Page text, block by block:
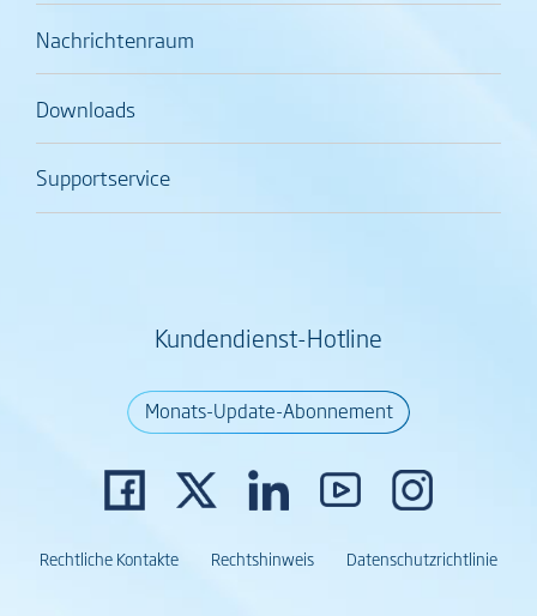
Nachrichtenraum
Downloads
Supportservice
Kundendienst-Hotline
Monats-Update-Abonnement
Rechtliche Kontakte Rechtshinweis Datenschutzrichtlinie